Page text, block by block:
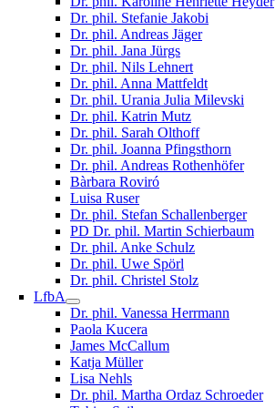
Dr. phil. Stefanie Jakobi
Dr. phil. Andreas Jäger
Dr. phil. Jana Jürgs
Dr. phil. Nils Lehnert
Dr. phil. Anna Mattfeldt
Dr. phil. Urania Julia Milevski
Dr. phil. Katrin Mutz
Dr. phil. Sarah Olthoff
Dr. phil. Joanna Pfingsthorn
Dr. phil. Andreas Rothenhöfer
Bàrbara Roviró
Luisa Ruser
Dr. phil. Stefan Schallenberger
PD Dr. phil. Martin Schierbaum
Dr. phil. Anke Schulz
Dr. phil. Uwe Spörl
Dr. phil. Christel Stolz
LfbA
Dr. phil. Vanessa Herrmann
Paola Kucera
James McCallum
Katja Müller
Lisa Nehls
Dr. phil. Martha Ordaz Schroeder